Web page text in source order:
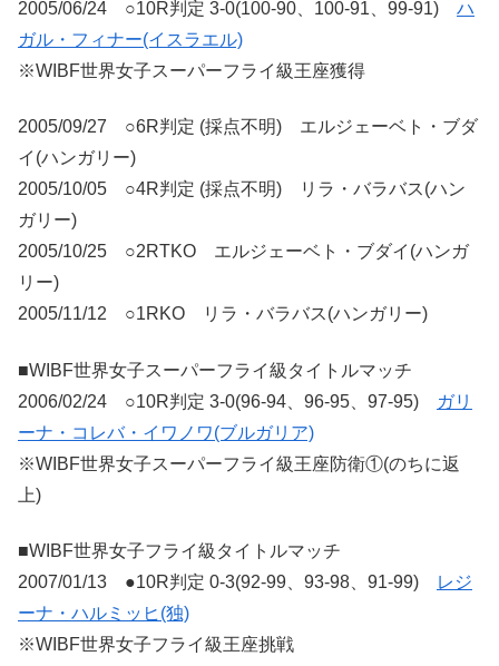
2005/06/24 ○10R判定 3-0(100-90、100-91、99-91) ハ
ガル・フィナー(イスラエル)
※WIBF世界女子スーパーフライ級王座獲得
2005/09/27 ○6R判定 (採点不明) エルジェーベト・ブダ
イ(ハンガリー)
2005/10/05 ○4R判定 (採点不明) リラ・バラバス(ハン
ガリー)
2005/10/25 ○2RTKO エルジェーベト・ブダイ(ハンガ
リー)
2005/11/12 ○1RKO リラ・バラバス(ハンガリー)
■WIBF世界女子スーパーフライ級タイトルマッチ
2006/02/24 ○10R判定 3-0(96-94、96-95、97-95)
ガリ
ーナ・コレバ・イワノワ(ブルガリア)
※WIBF世界女子スーパーフライ級王座防衛①(のちに返
上)
■WIBF世界女子フライ級タイトルマッチ
2007/01/13 ●10R判定 0-3(92-99、93-98、91-99)
レジ
ーナ・ハルミッヒ(独)
※WIBF世界女子フライ級王座挑戦